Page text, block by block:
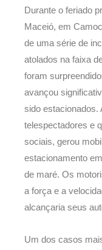
Durante o feriado
Maceió, em
de uma série de
atolados na faixa
foram
avançou
sido estacionados.
telespectadores e
sociais, gerou
estacionamento
de maré. Os
a força e a
alcançaria seus
Um dos casos